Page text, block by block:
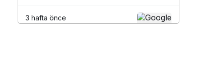
3 hafta önce